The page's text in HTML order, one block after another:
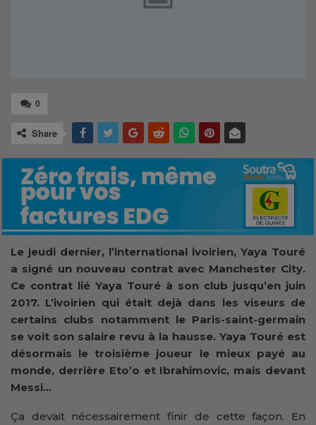
0
Share
Le jeudi dernier, l’international ivoirien, Yaya Touré
a signé un nouveau contrat avec Manchester City.
Ce contrat lié Yaya Touré à son club jusqu’en juin
2017. L’ivoirien qui était dejà dans les viseurs de
certains clubs notamment le Paris-saint-germain
se voit son salaire revu à la hausse. Yaya Touré est
désormais le troisième joueur le mieux payé au
monde, derrière Eto’o et Ibrahimovic, mais devant
Messi…
Ça devait nécessairement finir de cette façon. En